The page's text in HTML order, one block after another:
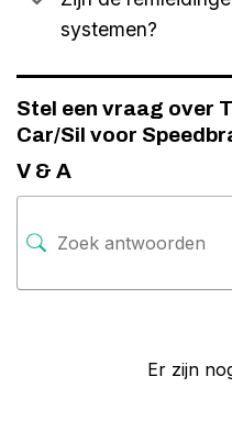
systemen?
Stel een vraag over
Car/Sil voor
V & A
Er zijn